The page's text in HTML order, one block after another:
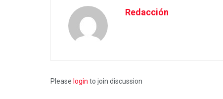
Redacción
Please login to join discussion